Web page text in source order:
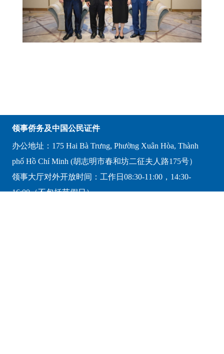
领事侨务及中国公民证件
办公地址：175 Hai Bà Trưng, Phường Xuân Hòa, Thành
phố Hồ Chí Minh (胡志明市春和坊二征夫人路175号）
领事大厅对外开放时间：工作日08:30-11:00，14:30-
16:00（不包括节假日）